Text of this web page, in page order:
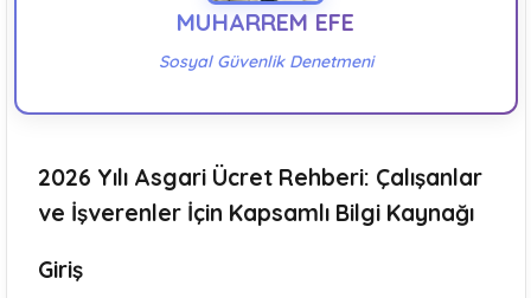
MUHARREM EFE
Sosyal Güvenlik Denetmeni
2026 Yılı Asgari Ücret Rehberi: Çalışanlar
ve İşverenler İçin Kapsamlı Bilgi Kaynağı
Giriş